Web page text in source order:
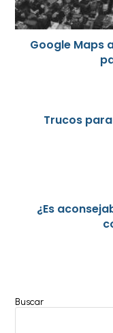
Google Maps
Trucos
¿Es
Buscar